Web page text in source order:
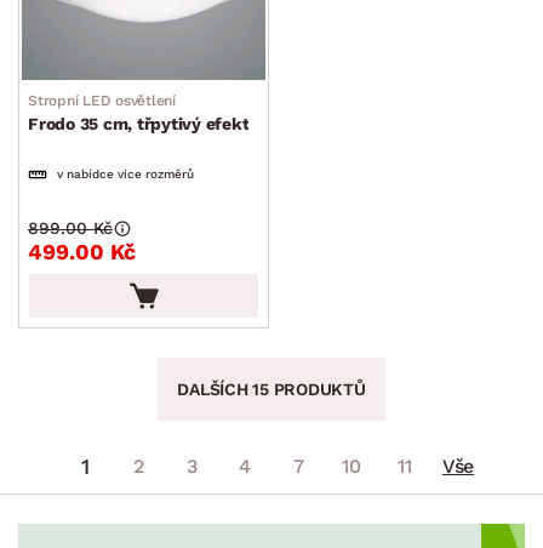
Stropní LED osvětlení
Frodo 35 cm, třpytivý efekt
v nabídce více rozměrů
499.00 Kč
899.00 Kč
DALŠÍCH 15 PRODUKTŮ
1 2 3 4 7 10 11 Vše